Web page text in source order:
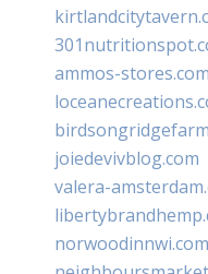
ammos-stores.com
joiedevivblog.com
valera-
norwoodinnwi.com